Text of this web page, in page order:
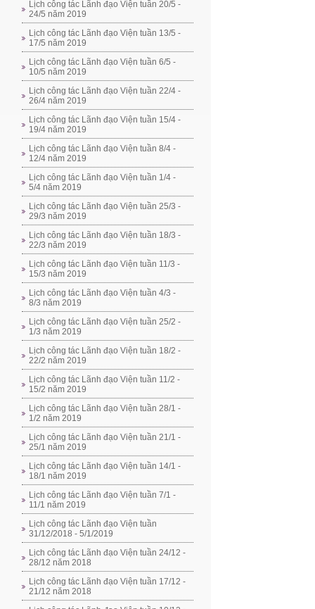
Lịch công tác Lãnh đạo Viện tuần 20/5 -
24/5 năm 2019
Lịch công tác Lãnh đạo Viện tuần 13/5 -
17/5 năm 2019
Lịch công tác Lãnh đạo Viện tuần 6/5 -
10/5 năm 2019
Lịch công tác Lãnh đạo Viện tuần 22/4 -
26/4 năm 2019
Lịch công tác Lãnh đạo Viện tuần 15/4 -
19/4 năm 2019
Lịch công tác Lãnh đạo Viện tuần 8/4 -
12/4 năm 2019
Lịch công tác Lãnh đạo Viện tuần 1/4 -
5/4 năm 2019
Lịch công tác Lãnh đạo Viện tuần 25/3 -
29/3 năm 2019
Lịch công tác Lãnh đạo Viện tuần 18/3 -
22/3 năm 2019
Lịch công tác Lãnh đạo Viện tuần 11/3 -
15/3 năm 2019
Lịch công tác Lãnh đạo Viện tuần 4/3 -
8/3 năm 2019
Lịch công tác Lãnh đạo Viện tuần 25/2 -
1/3 năm 2019
Lịch công tác Lãnh đạo Viện tuần 18/2 -
22/2 năm 2019
Lịch công tác Lãnh đạo Viện tuần 11/2 -
15/2 năm 2019
Lịch công tác Lãnh đạo Viện tuần 28/1 -
1/2 năm 2019
Lịch công tác Lãnh đạo Viện tuần 21/1 -
25/1 năm 2019
Lịch công tác Lãnh đạo Viện tuần 14/1 -
18/1 năm 2019
Lịch công tác Lãnh đạo Viện tuần 7/1 -
11/1 năm 2019
Lịch công tác Lãnh đạo Viện tuần
31/12/2018 - 5/1/2019
Lịch công tác Lãnh đạo Viện tuần 24/12 -
28/12 năm 2018
Lịch công tác Lãnh đạo Viện tuần 17/12 -
21/12 năm 2018